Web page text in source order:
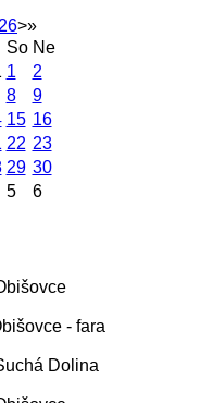
>»
So Ne
1
2
8
9
15 16
22 23
29 30
5 6
- fara
Dolina